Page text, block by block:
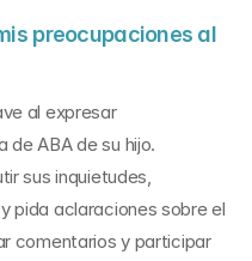
preocupaciones al
al expresar
ABA de su hijo.
sus inquietudes,
pida aclaraciones sobre el
comentarios y participar